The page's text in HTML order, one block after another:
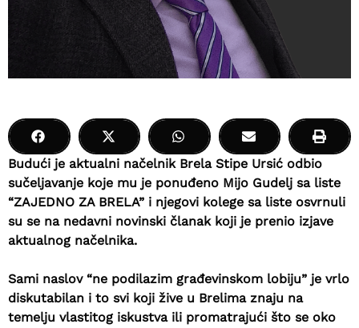
Budući je aktualni načelnik Brela Stipe Ursić odbio
sučeljavanje koje mu je ponuđeno Mijo Gudelj sa liste
“ZAJEDNO ZA BRELA” i njegovi kolege sa liste osvrnuli
su se na nedavni novinski članak koji je prenio izjave
aktualnog načelnika.
Sami naslov “ne podilazim građevinskom lobiju” je vrlo
diskutabilan i to svi koji žive u Brelima znaju na
temelju vlastitog iskustva ili promatrajući što se oko